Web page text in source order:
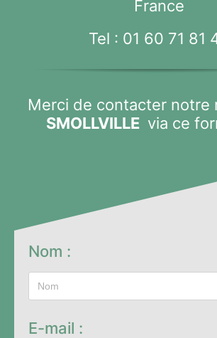
France
Tel : 01 60 71 81
Merci de contacter notre
SMOLLVILLE via ce
Nom :
E-mail :